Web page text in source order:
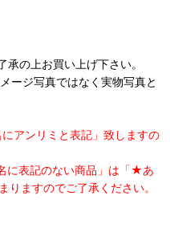
の上お買い上げ下さい。
ージ写真ではなく実物写真と
アンリミと表記」致しますの
に表記のない商品」は「★あ
ますのでご了承ください。